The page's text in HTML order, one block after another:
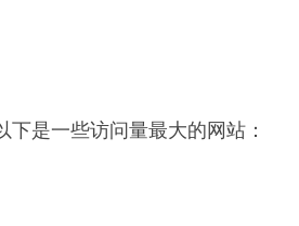
是一些访问量最大的网站：